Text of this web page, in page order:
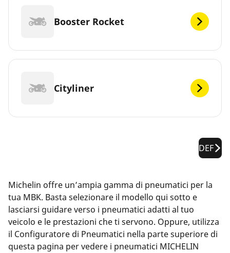
Booster Rocket
Cityliner
DEF
Michelin offre un’ampia gamma di pneumatici per la
tua MBK. Basta selezionare il modello qui sotto e
lasciarsi guidare verso i pneumatici adatti al tuo
veicolo e le prestazioni che ti servono. Oppure, utilizza
il Configuratore di Pneumatici nella parte superiore di
questa pagina per vedere i pneumatici MICHELIN